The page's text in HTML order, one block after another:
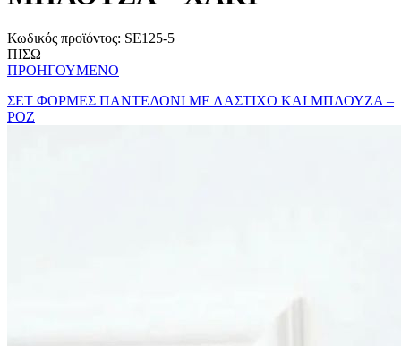
Κωδικός προϊόντος: SE125-5
ΠΙΣΩ
ΠΡΟΗΓΟΥΜΕΝΟ
ΣΕΤ ΦΟΡΜΕΣ ΠΑΝΤΕΛΟΝΙ ΜΕ ΛΑΣΤΙΧΟ ΚΑΙ ΜΠΛΟΥΖΑ –
ΡΟΖ